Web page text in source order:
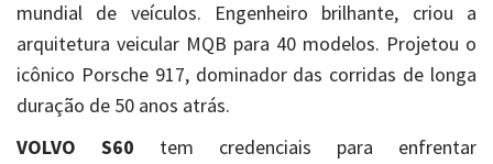
mundial de veículos. Engenheiro brilhante, criou a
arquitetura veicular MQB para 40 modelos. Projetou o
icônico Porsche 917, dominador das corridas de longa
duração de 50 anos atrás.
VOLVO
S60 tem credenciais para enfrentar